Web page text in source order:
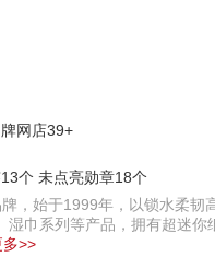
网店39+
个 未点亮勋章18个
，始于1999年，以锁水柔
巾系列等产品，拥有超迷
>>